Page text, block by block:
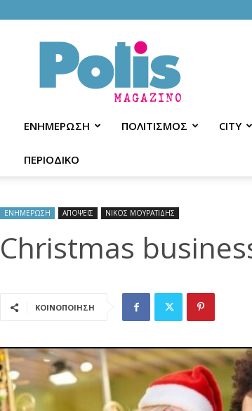
Polis
Magazino
ΕΝΗΜΕΡΩΣΗ ΠΟΛΙΤΙΣΜΟΣ CITY
ΠΕΡΙΟΔΙΚΟ
ΕΝΗΜΕΡΩΣΗ ΑΠΟΨΕΙΣ ΝΙΚΟΣ ΜΟΥΡΑΤΙΔΗΣ
Christmas
ΚΟΙΝΟΠΟΙΗΣΗ